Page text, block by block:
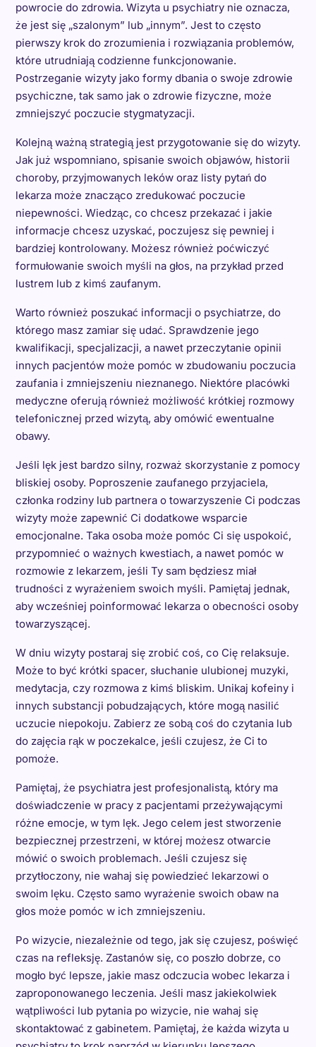
powrocie do zdrowia. Wizyta u psychiatry nie oznacza,
że jest się „szalonym” lub „innym”. Jest to często
pierwszy krok do zrozumienia i rozwiązania problemów,
które utrudniają codzienne funkcjonowanie.
Postrzeganie wizyty jako formy dbania o swoje zdrowie
psychiczne, tak samo jak o zdrowie fizyczne, może
zmniejszyć poczucie stygmatyzacji.
Kolejną ważną strategią jest przygotowanie się do wizyty.
Jak już wspomniano, spisanie swoich objawów, historii
choroby, przyjmowanych leków oraz listy pytań do
lekarza może znacząco zredukować poczucie
niepewności. Wiedząc, co chcesz przekazać i jakie
informacje chcesz uzyskać, poczujesz się pewniej i
bardziej kontrolowany. Możesz również poćwiczyć
formułowanie swoich myśli na głos, na przykład przed
lustrem lub z kimś zaufanym.
Warto również poszukać informacji o psychiatrze, do
którego masz zamiar się udać. Sprawdzenie jego
kwalifikacji, specjalizacji, a nawet przeczytanie opinii
innych pacjentów może pomóc w zbudowaniu poczucia
zaufania i zmniejszeniu nieznanego. Niektóre placówki
medyczne oferują również możliwość krótkiej rozmowy
telefonicznej przed wizytą, aby omówić ewentualne
obawy.
Jeśli lęk jest bardzo silny, rozważ skorzystanie z pomocy
bliskiej osoby. Poproszenie zaufanego przyjaciela,
członka rodziny lub partnera o towarzyszenie Ci podczas
wizyty może zapewnić Ci dodatkowe wsparcie
emocjonalne. Taka osoba może pomóc Ci się uspokoić,
przypomnieć o ważnych kwestiach, a nawet pomóc w
rozmowie z lekarzem, jeśli Ty sam będziesz miał
trudności z wyrażeniem swoich myśli. Pamiętaj jednak,
aby wcześniej poinformować lekarza o obecności osoby
towarzyszącej.
W dniu wizyty postaraj się zrobić coś, co Cię relaksuje.
Może to być krótki spacer, słuchanie ulubionej muzyki,
medytacja, czy rozmowa z kimś bliskim. Unikaj kofeiny i
innych substancji pobudzających, które mogą nasilić
uczucie niepokoju. Zabierz ze sobą coś do czytania lub
do zajęcia rąk w poczekalce, jeśli czujesz, że Ci to
pomoże.
Pamiętaj, że psychiatra jest profesjonalistą, który ma
doświadczenie w pracy z pacjentami przeżywającymi
różne emocje, w tym lęk. Jego celem jest stworzenie
bezpiecznej przestrzeni, w której możesz otwarcie
mówić o swoich problemach. Jeśli czujesz się
przytłoczony, nie wahaj się powiedzieć lekarzowi o
swoim lęku. Często samo wyrażenie swoich obaw na
głos może pomóc w ich zmniejszeniu.
Po wizycie, niezależnie od tego, jak się czujesz, poświęć
czas na refleksję. Zastanów się, co poszło dobrze, co
mogło być lepsze, jakie masz odczucia wobec lekarza i
zaproponowanego leczenia. Jeśli masz jakiekolwiek
wątpliwości lub pytania po wizycie, nie wahaj się
skontaktować z gabinetem. Pamiętaj, że każda wizyta u